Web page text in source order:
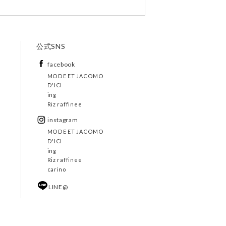
公式SNS
facebook
MODE ET JACOMO
D'ICI
ing
Riz raffinee
instagram
MODE ET JACOMO
D'ICI
ing
Riz raffinee
carino
LINE@